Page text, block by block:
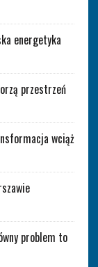
energetyka
przestrzeń
wciąż
problem to